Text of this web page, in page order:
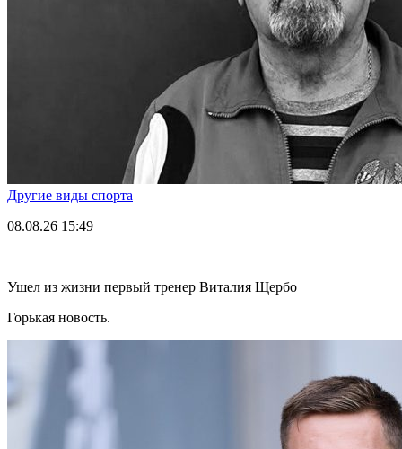
Другие виды спорта
08.08.26 15:49
Ушел из жизни первый тренер Виталия Щербо
Горькая новость.